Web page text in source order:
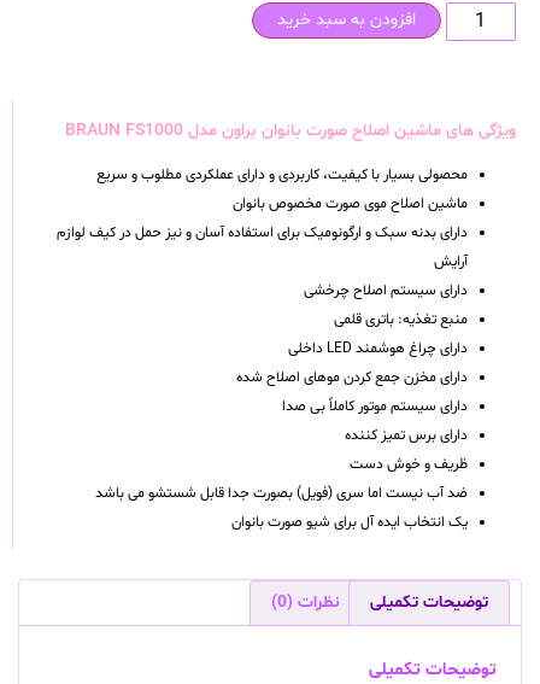
ویژگی های ماشین اصلاح صورت بانوان براون مدل BRAUN FS1000
محصولی بسیار با کیفیت، کاربردی و دارای عملکردی مطلوب و سریع
ماشین اصلاح موی صورت مخصوص بانوان
دارای بدنه سبک و ارگونومیک برای استفاده آسان و نیز حمل در کیف لوازم
آرایش
دارای سیستم اصلاح چرخشی
منبع تغذیه: باتری قلمی
دارای چراغ هوشمند LED داخلی
دارای مخزن جمع کردن موهای اصلاح شده
دارای سیستم موتور کاملاً بی صدا
دارای برس تمیز کننده
ظریف و خوش دست
ضد آب نیست اما سری (فویل) بصورت جدا قابل شستشو می باشد
یک انتخاب ایده آل برای شیو صورت بانوان
افزودن به سبد خرید
توضیحات تکمیلی نظرات (0)
توضیحات تکمیلی